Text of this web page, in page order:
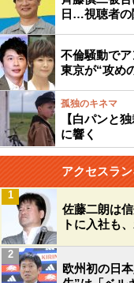
日…視聴者の
不倫騒動で
東京が“攻め
孤独のキネマ
【白パンと
に響く
アクセスラ
佐藤二朗は
トに入社も
1
欧州初の日
2